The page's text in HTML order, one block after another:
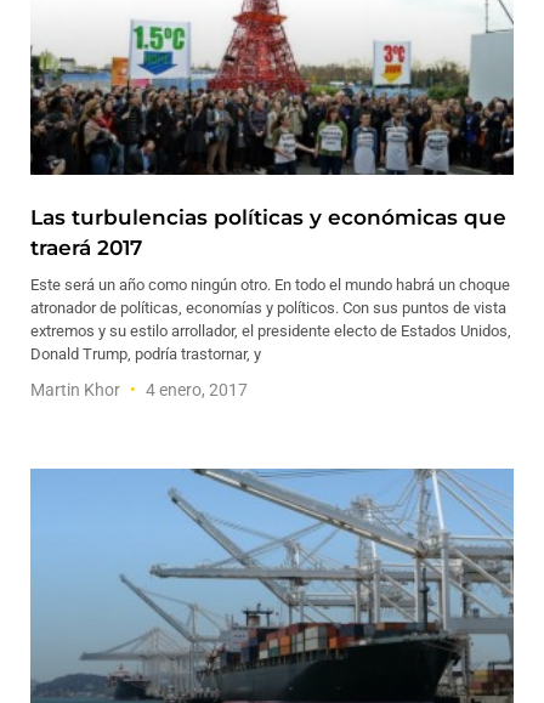
Las turbulencias políticas y económicas que
traerá 2017
Este será un año como ningún otro. En todo el mundo habrá un choque
atronador de políticas, economías y políticos. Con sus puntos de vista
extremos y su estilo arrollador, el presidente electo de Estados Unidos,
Donald Trump, podría trastornar, y
Martin Khor 4 enero, 2017